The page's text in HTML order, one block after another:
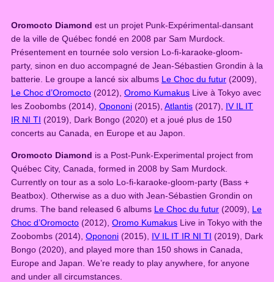
Oromocto Diamond est un projet Punk-Expérimental-dansant
de la ville de Québec fondé en 2008 par Sam Murdock.
Présentement en tournée solo version Lo-fi-karaoke-gloom-
party, sinon en duo accompagné de Jean-Sébastien Grondin à la
batterie. Le groupe a lancé six albums Le Choc du futur (2009),
Le Choc d’Oromocto (2012), Oromo Kumakus Live à Tokyo avec
les Zoobombs (2014), Opononi (2015), Atlantis (2017), IV IL IT
IR NI TI (2019), Dark Bongo (2020) et a joué plus de 150
concerts au Canada, en Europe et au Japon.
Oromocto Diamond is a Post-Punk-Experimental project from
Québec City, Canada, formed in 2008 by Sam Murdock.
Currently on tour as a solo Lo-fi-karaoke-gloom-party (Bass +
Beatbox). Otherwise as a duo with Jean-Sébastien Grondin on
drums. The band released 6 albums Le Choc du futur (2009), Le
Choc d’Oromocto (2012), Oromo Kumakus Live in Tokyo with the
Zoobombs (2014), Opononi (2015), IV IL IT IR NI TI (2019), Dark
Bongo (2020), and played more than 150 shows in Canada,
Europe and Japan. We’re ready to play anywhere, for anyone
and under all circumstances.